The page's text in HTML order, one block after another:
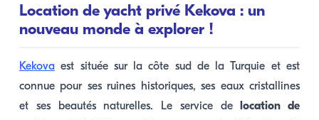
Location de yacht privé Kekova : un
nouveau monde à explorer !
Kekova est située sur la côte sud de la Turquie et est
connue pour ses ruines historiques, ses eaux cristallines
et ses beautés naturelles. Le service delocation de